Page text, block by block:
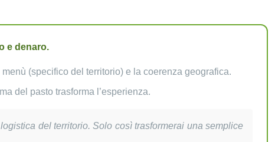
e denaro.
(specifico del territorio) e la coerenza geografica.
del pasto trasforma l’esperienza.
del territorio. Solo così trasformerai una semplice